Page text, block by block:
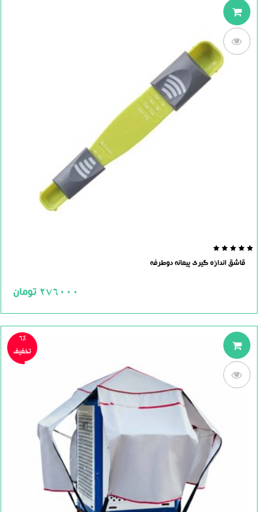
out
قاشق اندازه گیری پیمانه دوطرفه
276000 تومان
6%
تخفیف